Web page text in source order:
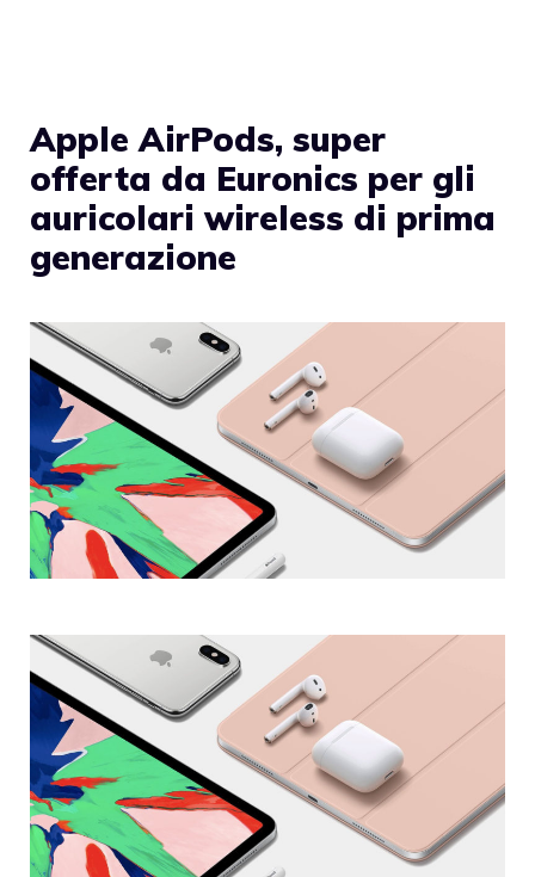
Apple AirPods, super
offerta da Euronics per gli
auricolari wireless di prima
generazione